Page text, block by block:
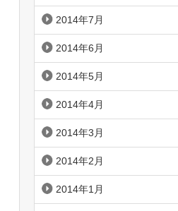
2014年7月
2014年6月
2014年5月
2014年4月
2014年3月
2014年2月
2014年1月